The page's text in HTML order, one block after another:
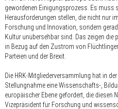
gewordenen Einigungsprozess. Es muss
Herausforderungen stellen, die nicht nur
Forschung und Innovation, sondern
Kultur unübersehbar sind. Das zeigen die
in Bezug auf den Zustrom von
Parteien und der Brexit.
Die HRK-Mitgliederversammlung hat in
Stellungnahme eine Wissenschafts-,
europäischer Ebene gefordert, die diesen
Vizepräsident für Forschung und